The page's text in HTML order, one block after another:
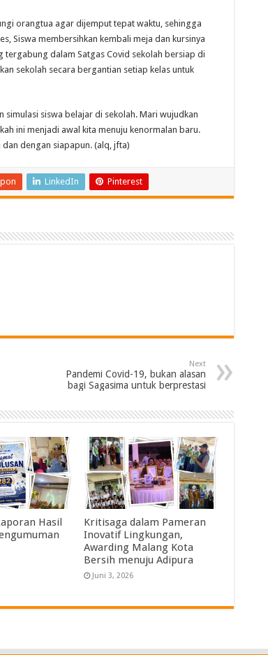
orangtua agar dijemput tepat waktu, sehingga
Siswa membersihkan kembali meja dan kursinya
dalam Satgas Covid sekolah bersiap di
sekolah secara bergantian setiap kelas untuk
siswa belajar di sekolah. Mari wujudkan
ini menjadi awal kita menuju kenormalan baru.
dengan siapapun. (alq, jfta)
LinkedIn Pinterest
Next
Pandemi Covid-19, bukan alasan
bagi Sagasima untuk berprestasi
Hasil
Kritisaga dalam Pameran
Inovatif Lingkungan,
Awarding Malang Kota
Bersih menuju Adipura
Juni 3, 2026